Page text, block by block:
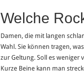
Welche
Damen, die mit langen
Wahl. Sie können tragen,
zur Geltung. Soll es weniger
Kurze Beine kann man